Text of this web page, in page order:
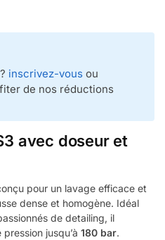
inscrivez-vous ou
de nos réductions
avec doseur et
pour un lavage efficace et
dense et homogène. Idéal
de detailing, il
jusqu’à 180 bar.